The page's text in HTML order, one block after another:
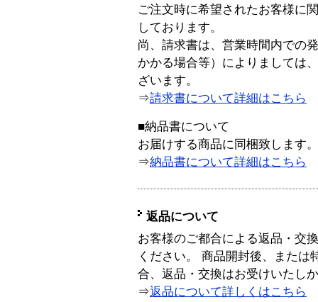
ご注文時に希望されたお客様に
しております。
尚、請求書は、営業時間内での
かかる場合等）によりましては
ざいます。
⇒請求書について詳細はこちら
■納品書について
お届けする商品に同梱致します。
⇒納品書について詳細はこちら
返品について
お客様のご都合による返品・交
ください。 商品開封後、または
合、返品・交換はお受けいたし
⇒返品について詳しくはこちら